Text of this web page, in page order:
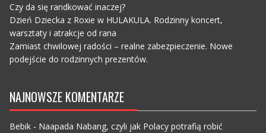
Czy da się randkować inaczej?
Dzień Dziecka z Roxie w HULAKULA. Rodzinny koncert,
warsztaty i atrakcje od rana
Zamiast chwilowej radości – realne zabezpieczenie. Nowe
podejście do rodzinnych prezentów.
NAJNOWSZE KOMENTARZE
Bebik- Naapada Nabang, czyli jak Polacy potrafią robić